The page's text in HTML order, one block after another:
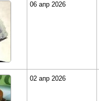
06 апр 2026
02 апр 2026